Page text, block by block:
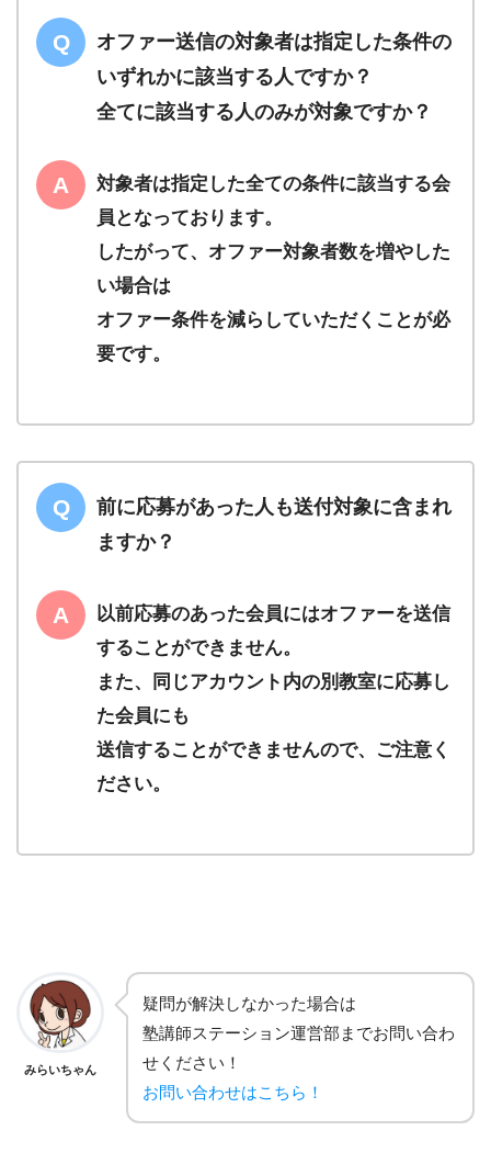
オファー送信の対象者は指定した条件の
いずれかに該当する人ですか？
全てに該当する人のみが対象ですか？
対象者は指定した全ての条件に該当する会
員となっております。
したがって、オファー対象者数を増やした
い場合は
オファー条件を減らしていただくことが必
要です。
前に応募があった人も送付対象に含まれ
ますか？
以前応募のあった会員にはオファーを送信
することができません。
また、同じアカウント内の別教室に応募し
た会員にも
送信することができませんので、ご注意く
ださい。
みらいちゃん
疑問が解決しなかった場合は
塾講師ステーション運営部までお問い合わ
せください！
お問い合わせはこちら！